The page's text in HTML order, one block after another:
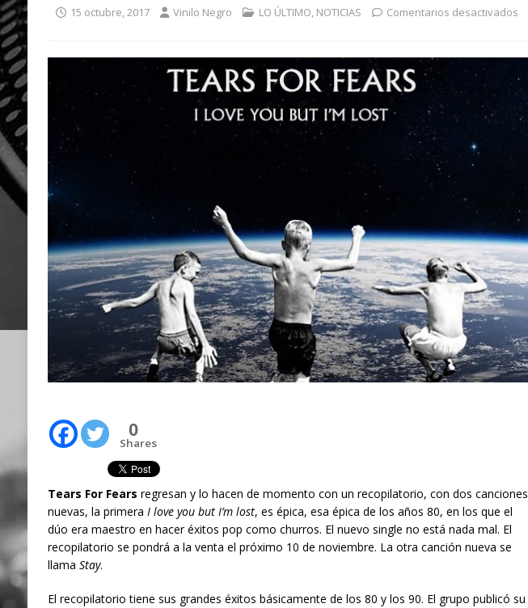
15 octubre, 2017 Vinilo Negro LO ÚLTIMO, NOTICIAS Comentarios desactivados
0
Shares
Tears For Fears regresan y lo hacen de momento con un recopilatorio, con dos canciones
nuevas, la primera I love you but I’m lost, es épica, esa épica de los años 80, en los que el
dúo era maestro en hacer éxitos pop como churros. El nuevo single no está nada mal. El
recopilatorio se pondrá a la venta el próximo 10 de noviembre. La otra canción nueva se
llama Stay.
El recopilatorio tiene sus grandes éxitos básicamente de los 80 y los 90. El grupo publicó su